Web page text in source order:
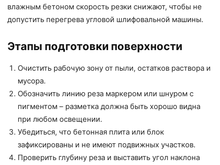
влажным бетоном скорость резки снижают, чтобы не
допустить перегрева угловой шлифовальной машины.
Этапы подготовки поверхности
Очистить рабочую зону от пыли, остатков раствора и
мусора.
Обозначить линию реза маркером или шнуром с
пигментом – разметка должна быть хорошо видна
при любом освещении.
Убедиться, что бетонная плита или блок
зафиксированы и не имеют подвижных участков.
Проверить глубину реза и выставить угол наклона